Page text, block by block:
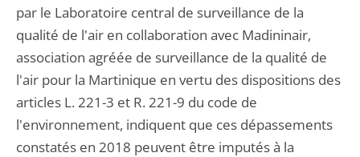
par le Laboratoire central de surveillance de la
qualité de l'air en collaboration avec Madininair,
association agréée de surveillance de la qualité de
l'air pour la Martinique en vertu des dispositions des
articles L. 221-3 et R. 221-9 du code de
l'environnement, indiquent que ces dépassements
constatés en 2018 peuvent être imputés à la